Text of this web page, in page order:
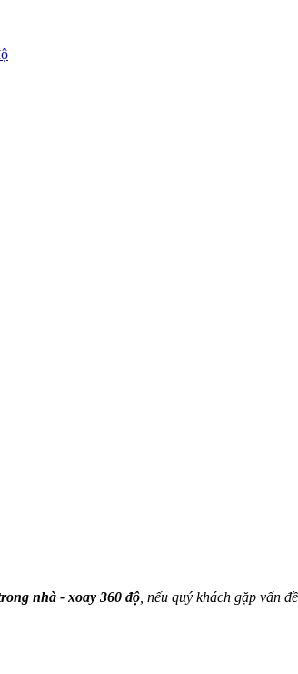
nhà - xoay 360 độ , nếu quý khách gặp vấn